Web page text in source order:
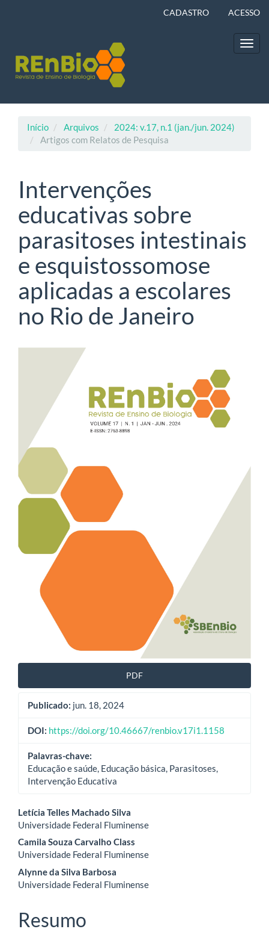
Barra
Lateral
CADASTRO ACESSO
Início Arquivos
2024: v.17, n.1 (jan./jun. 2024)
Artigos com Relatos de Pesquisa
Intervenções
educativas sobre
parasitoses intestinais
e esquistossomose
aplicadas a escolares
no Rio de Janeiro
lateral
artigos
PDF
Publicado: jun. 18, 2024
DOI: https://doi.org/10.46667/renbio.v17i1.1158
Palavras-chave:
Educação e saúde, Educação básica, Parasitoses,
Intervenção Educativa
Conteúdo
do
artigo
principal
Letícia Telles Machado Silva
Universidade Federal Fluminense
Camila Souza Carvalho Class
Universidade Federal Fluminense
Alynne da Silva Barbosa
Universidade Federal Fluminense
Resumo